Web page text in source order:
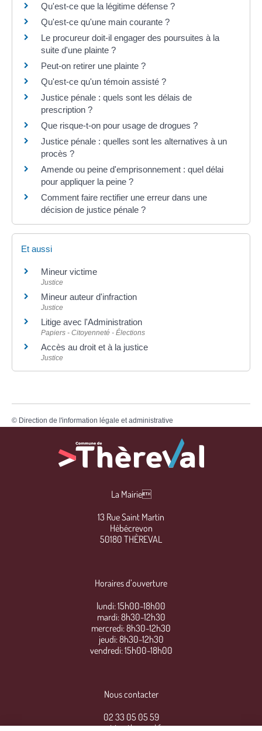
Qu'est-ce que la légitime défense ?
Qu'est-ce qu'une main courante ?
Le procureur doit-il engager des poursuites à la
suite d'une plainte ?
Peut-on retirer une plainte ?
Qu'est-ce qu'un témoin assisté ?
Justice pénale : quels sont les délais de
prescription ?
Que risque-t-on pour usage de drogues ?
Justice pénale : quelles sont les alternatives à un
procès ?
Amende ou peine d'emprisonnement : quel délai
pour appliquer la peine ?
Comment faire rectifier une erreur dans une
décision de justice pénale ?
Et aussi
Mineur victime
Justice
Mineur auteur d'infraction
Justice
Litige avec l'Administration
Papiers - Citoyenneté - Élections
Accès au droit et à la justice
Justice
© Direction de l'information légale et administrative
La Mairie
13 Rue Saint Martin
Hébécrevon
50180 THÈREVAL
Horaires d’ouverture
lundi: 15h00-18h00
mardi: 8h30-12h30
mercredi: 8h30-12h30
jeudi: 8h30-12h30
vendredi: 15h00-18h00
Nous contacter
02 33 05 05 59
mairie@thereval.fr